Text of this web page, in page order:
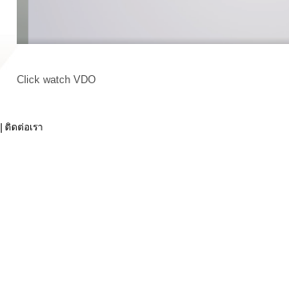
Click watch VDO
ติดต่อเรา